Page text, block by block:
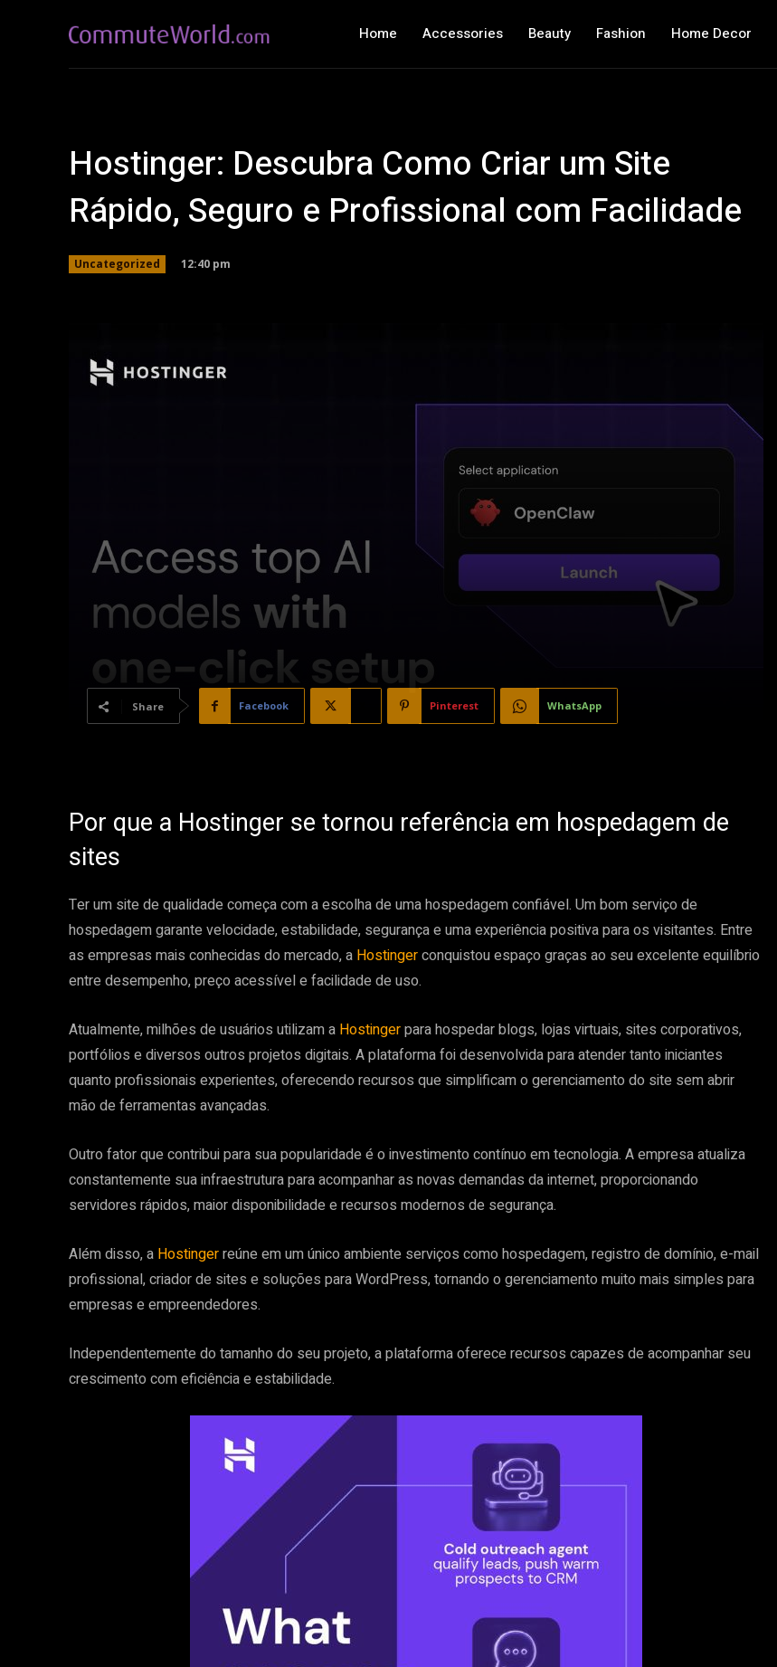
Home Accessories Beauty Fashion Home Decor
Hostinger: Descubra Como Criar um Site
Rápido, Seguro e Profissional com Facilidade
Uncategorized 12:40 pm
Share Facebook Pinterest WhatsApp
Por que a Hostinger se tornou referência em hospedagem de
sites
Ter um site de qualidade começa com a escolha de uma hospedagem confiável. Um bom serviço de
hospedagem garante velocidade, estabilidade, segurança e uma experiência positiva para os visitantes. Entre
as empresas mais conhecidas do mercado, a Hostingerconquistou espaço graças ao seu excelente equilíbrio
entre desempenho, preço acessível e facilidade de uso.
Atualmente, milhões de usuários utilizam a Hostingerpara hospedar blogs, lojas virtuais, sites corporativos,
portfólios e diversos outros projetos digitais. A plataforma foi desenvolvida para atender tanto iniciantes
quanto profissionais experientes, oferecendo recursos que simplificam o gerenciamento do site sem abrir
mão de ferramentas avançadas.
Outro fator que contribui para sua popularidade é o investimento contínuo em tecnologia. A empresa atualiza
constantemente sua infraestrutura para acompanhar as novas demandas da internet, proporcionando
servidores rápidos, maior disponibilidade e recursos modernos de segurança.
Além disso, a Hostingerreúne em um único ambiente serviços como hospedagem, registro de domínio, e-mail
profissional, criador de sites e soluções para WordPress, tornando o gerenciamento muito mais simples para
empresas e empreendedores.
Independentemente do tamanho do seu projeto, a plataforma oferece recursos capazes de acompanhar seu
crescimento com eficiência e estabilidade.